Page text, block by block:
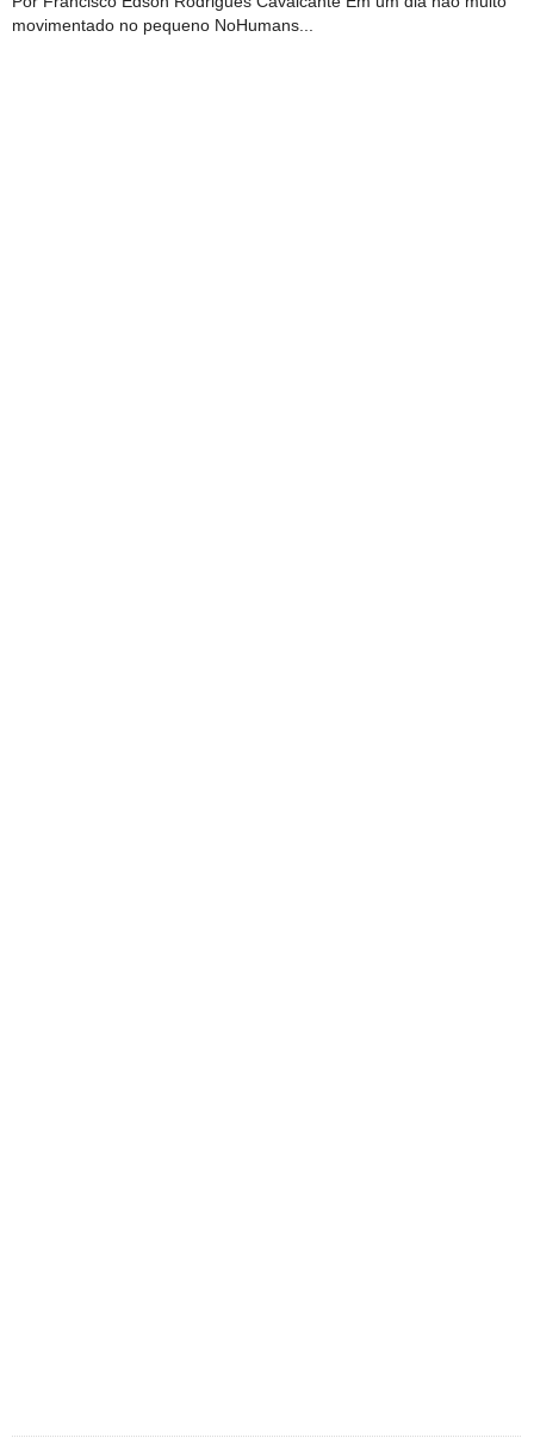
movimentado no pequeno NoHumans...